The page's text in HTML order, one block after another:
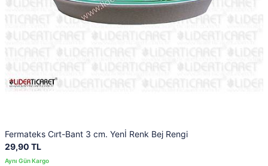
Fermateks Cırt-Bant 3 cm. Yenİ Renk Bej Rengi
29,90 TL